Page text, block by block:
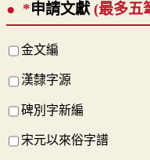
*申請文獻(最多五
金文編
漢隸字源
碑別字新編
宋元以來俗字譜